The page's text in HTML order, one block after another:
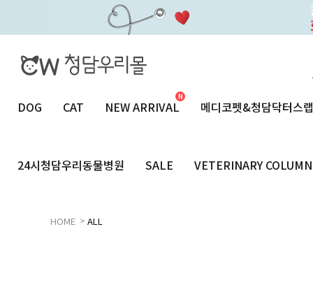
DOG CAT NEW ARRIVAL 메디코펫&청담닥터스랩
24시청담우리동물병원 SALE VETERINARY COLUMN
HOME > ALL